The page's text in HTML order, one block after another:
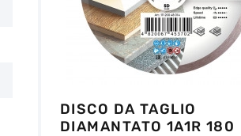
DISCO DA TAGLIO
DIAMANTATO 1A1R 180